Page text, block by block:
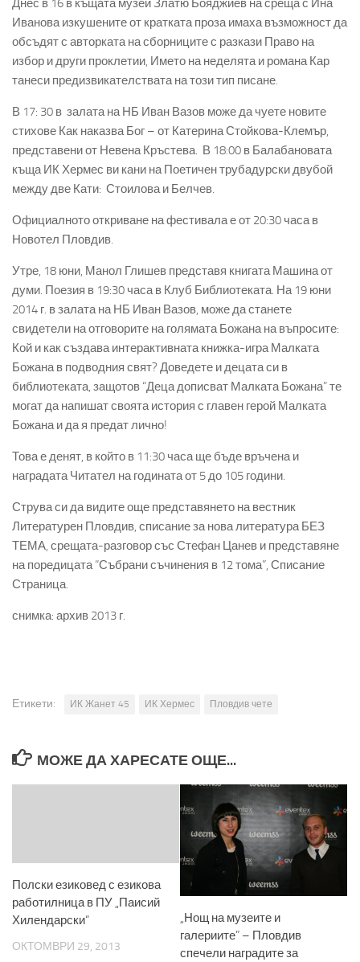
Днес в 16 в къщата музей Златю Бояджиев на среща с Ина
Иванова изкушените от кратката проза имаха възможност да
обсъдят с авторката на сборниците с разкази Право на
избор и други проклетии, Името на неделята и романа Кар
танеси предизвикателствата на този тип писане.
В 17: 30 в залата на НБ Иван Вазов може да чуете новите
стихове Как наказва Бог – от Катерина Стойкова-Клемър,
представени от Невена Кръстева. В 18:00 в Балабановата
къща ИК Хермес ви кани на Поетичен трубадурски двубой
между две Кати: Стоилова и Белчев.
Официалното откриване на фестивала е от 20:30 часа в
Новотел Пловдив.
Утре, 18 юни, Манол Глишев представя книгата Машина от
думи. Поезия в 19:30 часа в Клуб Библиотеката. На 19 юни
2014 г. в залата на НБ Иван Вазов, може да станете
свидетели на отговорите на голямата Божана на въпросите:
Кой и как създава интерактивната книжка-игра Малката
Божана в подводния свят? Доведете и децата си в
библиотеката, защотов “Деца дописват Малката Божана” те
могат да напишат своята история с главен герой Малката
Божана и да я предат лично!
Това е денят, в който в 11:30 часа ще бъде връчена и
наградата Читател на годината от 5 до 105 години.
Струва си да видите още представянето на вестник
Литературен Пловдив, списание за нова литература БЕЗ
ТЕМА, срещата-разговор със Стефан Цанев и представяне
на поредицата “Събрани съчинения в 12 тома”, Списание
Страница.
снимка: архив 2013 г.
Етикети: ИК Жанет 45 ИК Хермес Пловдив чете
МОЖЕ ДА ХАРЕСАТЕ ОЩЕ...
Полски езиковед с езикова
работилница в ПУ „Паисий
Хилендарски“
ОКТОМВРИ 29, 2013
„Нощ на музеите и
галериите” – Пловдив
спечели наградите за